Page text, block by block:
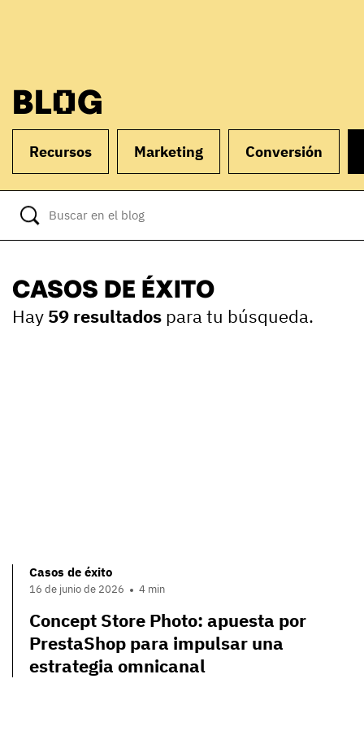
BLOG
Recursos Marketing Conversión
CASOS DE ÉXITO
Hay 59 resultados para tu búsqueda.
Casos de éxito
16 de junio de 2026 4 min
Concept Store Photo: apuesta por
PrestaShop para impulsar una
estrategia omnicanal